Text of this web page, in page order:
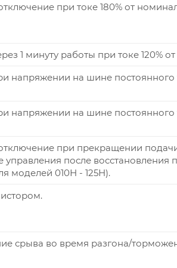
при токе 180% от
1 минуту работы при токе 120%
напряжении на шине постоянного
напряжении на шине постоянного
при прекращении
управления после восстановления
моделей 010Н - 125Н).
срыва во время разгона/